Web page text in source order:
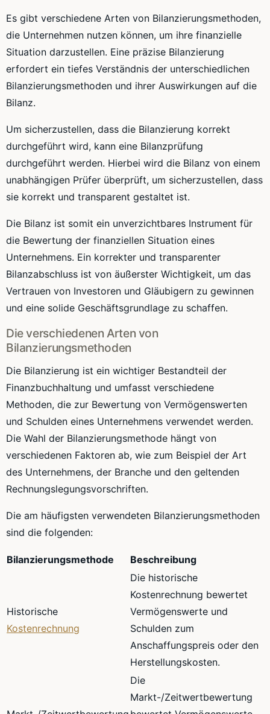
Es gibt verschiedene Arten von Bilanzierungsmethoden,
die Unternehmen nutzen können, um ihre finanzielle
Situation darzustellen. Eine präzise Bilanzierung
erfordert ein tiefes Verständnis der unterschiedlichen
Bilanzierungsmethoden und ihrer Auswirkungen auf die
Bilanz.
Um sicherzustellen, dass die Bilanzierung korrekt
durchgeführt wird, kann eine Bilanzprüfung
durchgeführt werden. Hierbei wird die Bilanz von einem
unabhängigen Prüfer überprüft, um sicherzustellen, dass
sie korrekt und transparent gestaltet ist.
Die Bilanz ist somit ein unverzichtbares Instrument für
die Bewertung der finanziellen Situation eines
Unternehmens. Ein korrekter und transparenter
Bilanzabschluss ist von äußerster Wichtigkeit, um das
Vertrauen von Investoren und Gläubigern zu gewinnen
und eine solide Geschäftsgrundlage zu schaffen.
Die verschiedenen Arten von
Bilanzierungsmethoden
Die Bilanzierung ist ein wichtiger Bestandteil der
Finanzbuchhaltung und umfasst verschiedene
Methoden, die zur Bewertung von Vermögenswerten
und Schulden eines Unternehmens verwendet werden.
Die Wahl der Bilanzierungsmethode hängt von
verschiedenen Faktoren ab, wie zum Beispiel der Art
des Unternehmens, der Branche und den geltenden
Rechnungslegungsvorschriften.
Die am häufigsten verwendeten Bilanzierungsmethoden
sind die folgenden:
Bilanzierungsmethode Beschreibung
Historische
Kostenrechnung
Die historische
Kostenrechnung bewertet
Vermögenswerte und
Schulden zum
Anschaffungspreis oder den
Herstellungskosten.
Die
Markt-/Zeitwertbewertung